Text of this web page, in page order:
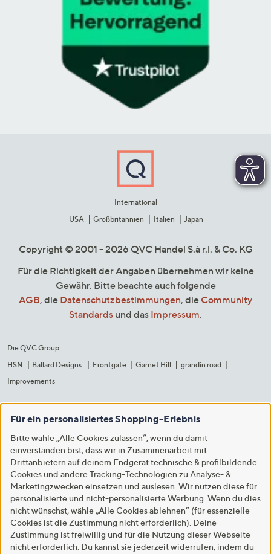
International
USA
Großbritannien Italien Japan
Copyright © 2001 - 2026 QVC Handel S.à r.l. & Co. KG
Für die Richtigkeit der Angaben übernehmen wir keine
Gewähr. Bitte beachte auch folgende
AGB, die Datenschutzbestimmungen, die Community
Standards und das Impressum.
Die QVC Group
HSN
Ballard Designs Frontgate Garnet Hill
grandin road
Improvements
Für ein personalisiertes Shopping-Erlebnis
Bitte wähle „Alle Cookies zulassen“, wenn du damit
einverstanden bist, dass wir in Zusammenarbeit mit
Drittanbietern auf deinem Endgerät technische & profilbildende
Cookies und andere Tracking-Technologien zu Analyse- &
Marketingzwecken einsetzen und auslesen. Wir nutzen diese für
personalisierte und nicht-personalisierte Werbung. Wenn du dies
nicht wünschst, wähle „Alle Cookies ablehnen“ (für essenzielle
Cookies ist die Zustimmung nicht erforderlich). Deine
Zustimmung ist freiwillig und für die Nutzung dieser Webseite
nicht erforderlich. Du kannst sie jederzeit widerrufen, indem du